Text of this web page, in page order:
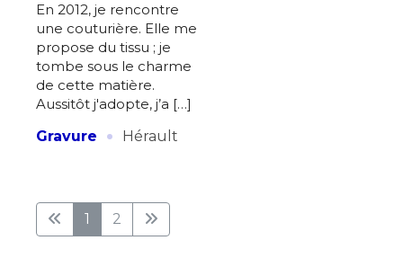
En 2012, je rencontre
une couturière. Elle me
propose du tissu ; je
tombe sous le charme
de cette matière.
Aussitôt j'adopte, j’a […]
Gravure
· Hérault
1 2